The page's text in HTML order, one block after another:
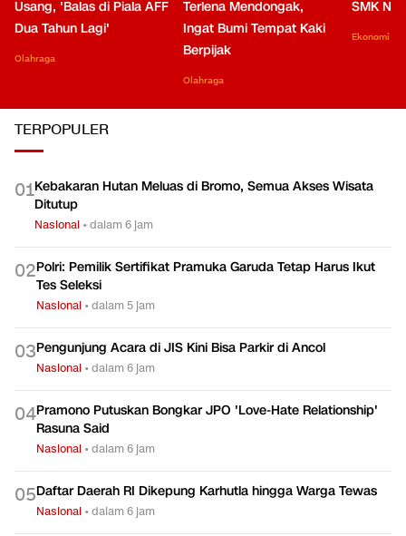
Usang, 'Balas di Piala AFF
Dua Tahun Lagi'
Olahraga
Terlena Mendongak,
Ingat Bumi Tempat Kaki
Berpijak
Olahraga
SMK
Ekonomi
TERPOPULER
01Kebakaran Hutan Meluas di Bromo, Semua Akses Wisata
Ditutup
Nasional •dalam 6 jam
02Polri: Pemilik Sertifikat Pramuka Garuda Tetap Harus Ikut
Tes Seleksi
Nasional •dalam 5 jam
03Pengunjung Acara di JIS Kini Bisa Parkir di Ancol
Nasional •dalam 6 jam
04Pramono Putuskan Bongkar JPO 'Love-Hate Relationship'
Rasuna Said
Nasional •dalam 6 jam
05Daftar Daerah RI Dikepung Karhutla hingga Warga Tewas
Nasional •dalam 6 jam